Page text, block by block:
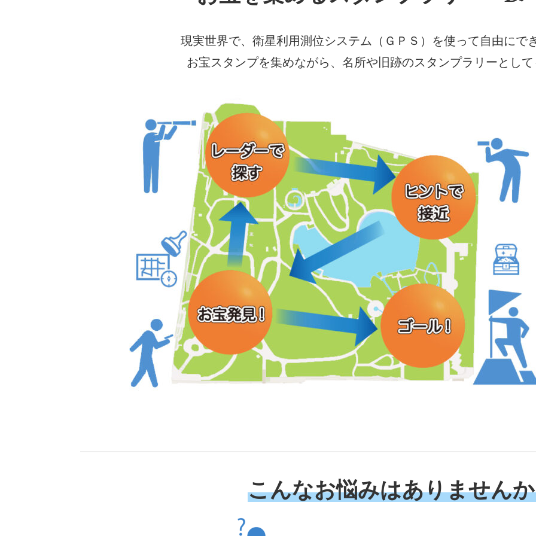
現実世界で、衛星利用測位システム（ＧＰＳ）を使って自由にで
お宝スタンプを集めながら、名所や旧跡のスタンプラリーとし
こんなお悩みはありません